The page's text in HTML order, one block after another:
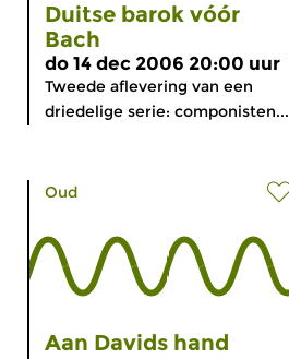
Duitse barok vóór
Bach
do 14 dec 2006 20:00 uur
Tweede aflevering van een
driedelige serie: componisten...
Oud
Aan Davids hand